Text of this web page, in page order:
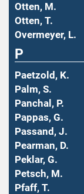
Otten, M.
Otten, T.
Overmeyer, L.
P
Paetzold, K.
Palm, S.
Panchal, P.
Pappas, G.
Passand, J.
Pearman, D.
Peklar, G.
Petsch, M.
Pfaff, T.